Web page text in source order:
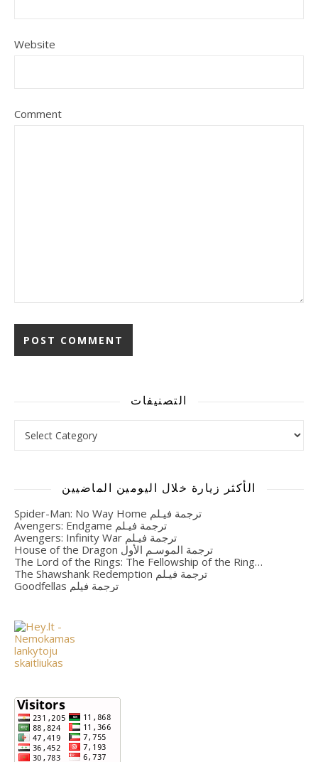
Website
Comment
التصنيفات
الأكثر زيارة خلال اليومين الماضيين
Spider-Man: No Way Home ترجمة فيـلم
Avengers: Endgame ترجمة فيـلم
Avengers: Infinity War ترجمة فيـلم
House of the Dragon ترجمة الموسـم الأول
The Lord of the Rings: The Fellowship of the Ring…
The Shawshank Redemption ترجمة فيـلم
Goodfellas ترجمة فيلم